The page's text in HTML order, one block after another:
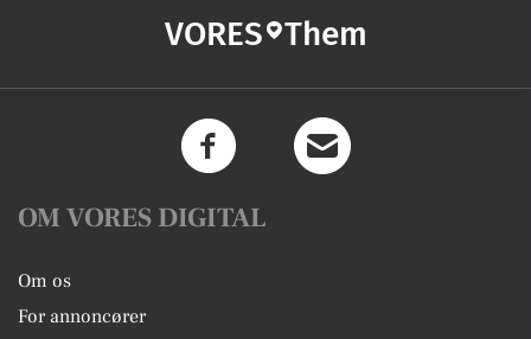
VORES Them
OM VORES DIGITAL
Om os
For annoncører